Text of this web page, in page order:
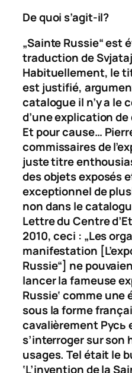
De quoi s’agit-il?
„Sainte Russie“ est
traduction de
Habituellement, le
est justifié,
catalogue il n’y a le
d’une explication
Et pour cause…
commissaires de
juste titre
des objets exposés
exceptionnel de
non dans le
Lettre du Centre
2010, ceci : „Les
manifestation
Russie“] ne
lancer la fameuse
Russie‘ comme
sous la forme
cavalièrementРусь
s’interroger sur son
usages. Tel était le
‘L’invention de la